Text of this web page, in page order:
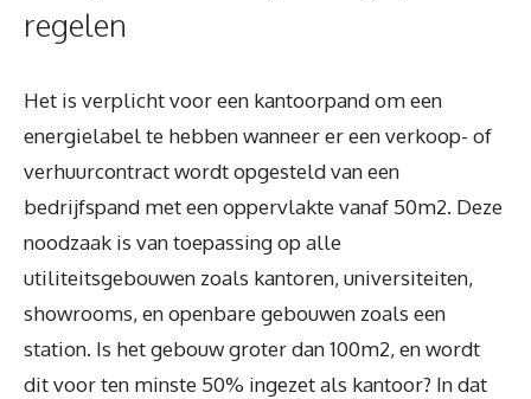
regelen
Het is verplicht voor een kantoorpand om een
energielabel te hebben wanneer er een verkoop- of
verhuurcontract wordt opgesteld van een
bedrijfspand met een oppervlakte vanaf 50m2. Deze
noodzaak is van toepassing op alle
utiliteitsgebouwen zoals kantoren, universiteiten,
showrooms, en openbare gebouwen zoals een
station. Is het gebouw groter dan 100m2, en wordt
dit voor ten minste 50% ingezet als kantoor? In dat